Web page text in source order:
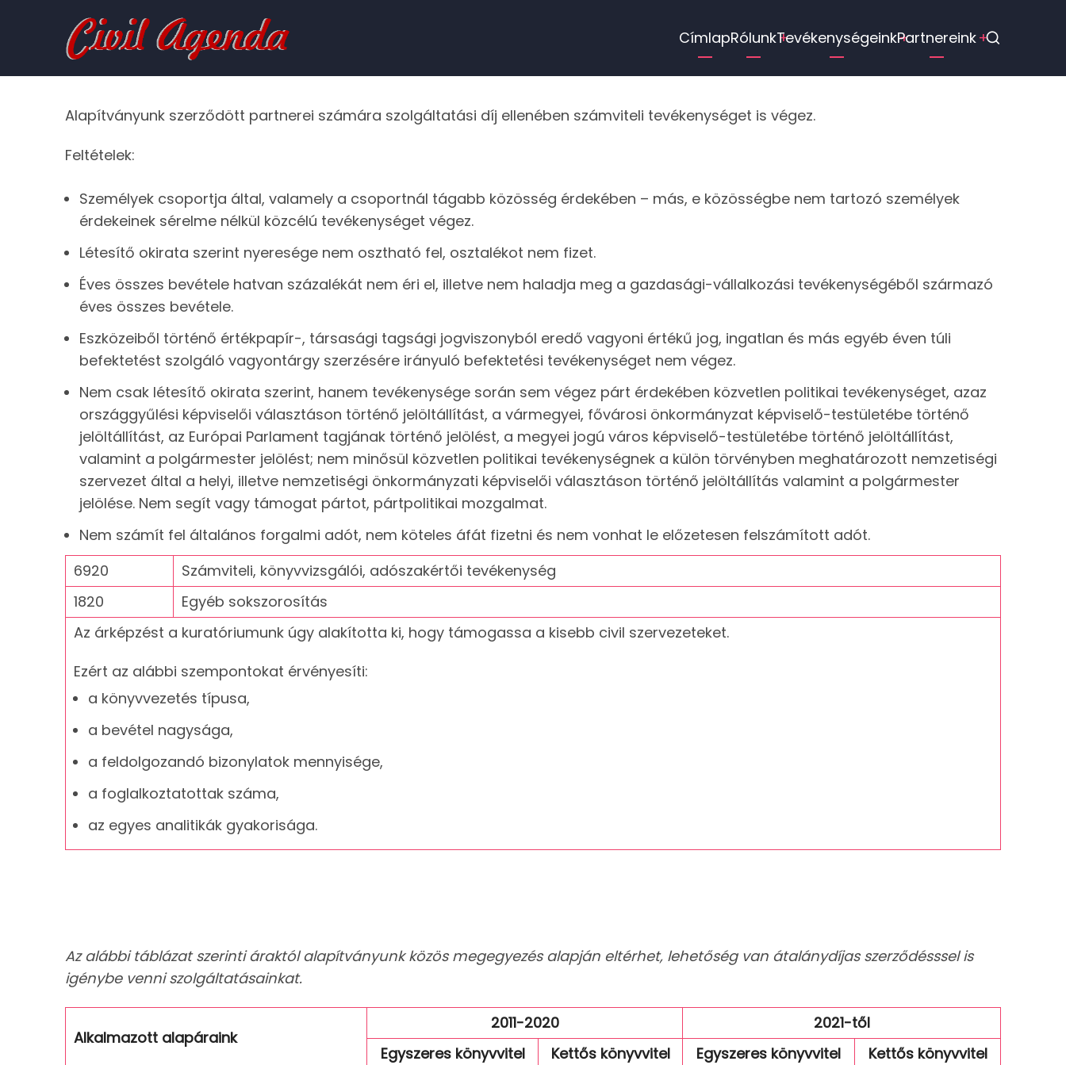
tartalomra
Fő
navigáció
CímlapRólunkTevékenységeinkPartnereink
Alapítványunk szerződött partnerei számára szolgáltatási díj ellenében számviteli tevékenységet is végez.
Feltételek:
Személyek csoportja által, valamely a csoportnál tágabb közösség érdekében – más, e közösségbe nem tartozó személyek
érdekeinek sérelme nélkül közcélú tevékenységet végez.
Létesítő okirata szerint nyeresége nem osztható fel, osztalékot nem fizet.
Éves összes bevétele hatvan százalékát nem éri el, illetve nem haladja meg a gazdasági-vállalkozási tevékenységéből származó
éves összes bevétele.
Eszközeiből történő értékpapír-, társasági tagsági jogviszonyból eredő vagyoni értékű jog, ingatlan és más egyéb éven túli
befektetést szolgáló vagyontárgy szerzésére irányuló befektetési tevékenységet nem végez.
Nem csak létesítő okirata szerint, hanem tevékenysége során sem végez párt érdekében közvetlen politikai tevékenységet, azaz
országgyűlési képviselői választáson történő jelöltállítást, a vármegyei, fővárosi önkormányzat képviselő-testületébe történő
jelöltállítást, az Európai Parlament tagjának történő jelölést, a megyei jogú város képviselő-testületébe történő jelöltállítást,
valamint a polgármester jelölést; nem minősül közvetlen politikai tevékenységnek a külön törvényben meghatározott nemzetiségi
szervezet által a helyi, illetve nemzetiségi önkormányzati képviselői választáson történő jelöltállítás valamint a polgármester
jelölése. Nem segít vagy támogat pártot, pártpolitikai mozgalmat.
Nem számít fel általános forgalmi adót, nem köteles áfát fizetni és nem vonhat le előzetesen felszámított adót.
6920
Számviteli, könyvvizsgálói, adószakértői tevékenység
1820
Egyéb sokszorosítás
Az árképzést a kuratóriumunk úgy alakította ki, hogy támogassa a kisebb civil szervezeteket.
Ezért az alábbi szempontokat érvényesíti:
a könyvvezetés típusa,
a bevétel nagysága,
a feldolgozandó bizonylatok mennyisége,
a foglalkoztatottak száma,
az egyes analitikák gyakorisága.
Az alábbi táblázat szerinti áraktól alapítványunk közös megegyezés alapján eltérhet, lehetőség van átalánydíjas szerződésssel is
igénybe venni szolgáltatásainkat.
Alkalmazott alapáraink
2011-2020
2021-től
Egyszeres könyvvitel
Kettős könyvvitel Egyszeres könyvvitel
Kettős könyvvitel